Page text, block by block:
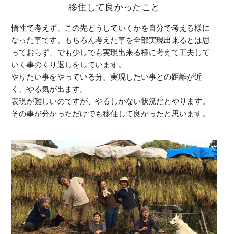
移住して良かったこと
惰性で考えず、この先どうしていくかを自分で考える様に
なった事です。もちろん考えた事を全部実現出来るとは思
っておらず、でも少しでも実現出来る様に考えて工夫して
いく事のくり返しをしています。
やりたい事をやっている分、実現したい事との距離が近
く、やる気が出ます。
表現が難しいのですが、やるしかない状況だとやります。
その事が分かっただけでも移住して良かったと思います。